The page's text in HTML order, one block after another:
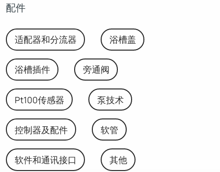
配件
适配器和分流器 浴槽盖
浴槽插件 旁通阀
Pt100传感器 泵技术
控制器及配件 软管
软件和通讯接口 其他